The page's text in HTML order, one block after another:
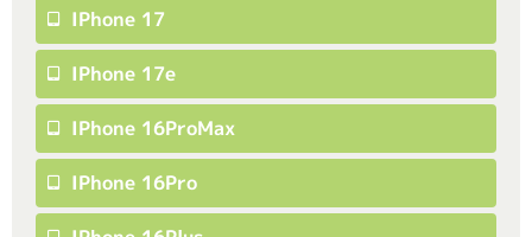
IPhone 17
IPhone 17e
IPhone 16ProMax
IPhone 16Pro